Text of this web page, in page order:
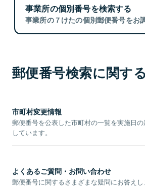
事業所の個別番号を検索する
事業所の７けたの個別郵便番号をお
郵便番号検索に関す
市町村変更情報
郵便番号を公表した市町村の一覧を実施日
しています。
よくあるご質問・お問い合わせ
郵便番号に関するさまざまな疑問にお答えし